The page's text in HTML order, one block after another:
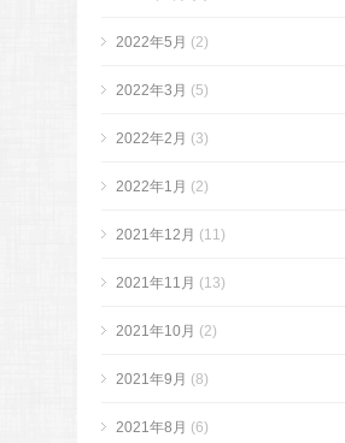
2022年5月 (2)
2022年3月 (5)
2022年2月 (3)
2022年1月 (2)
2021年12月 (11)
2021年11月 (13)
2021年10月 (2)
2021年9月 (8)
2021年8月 (6)